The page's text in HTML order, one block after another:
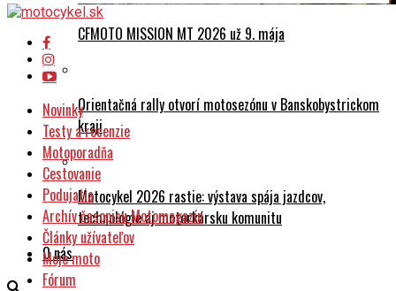
CFMOTO MISSION MT 2026 už 9. mája
Orientačná rally otvorí motosezónu v Banskobystrickom
kraji
Motocykel 2026 rastie: výstava spája jazdcov,
technológie aj motorkársku komunitu
O nás
Novinky
Testy a recenzie
Motoporadňa
Cestovanie
Podujatia
Archív časopisu Motomagazín
Články užívateľov
Moje moto
Fórum